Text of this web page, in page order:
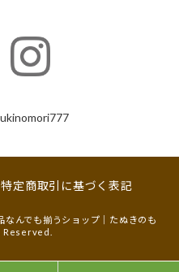
特定商取引に基づく表記
んでも揃うショップ｜たぬきのも
Reserved.